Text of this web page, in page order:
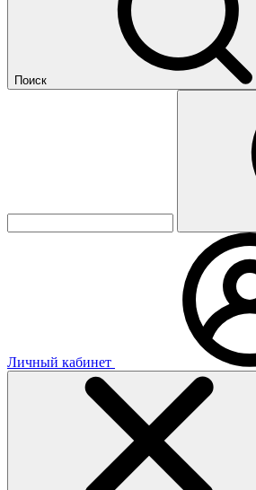
Поиск
Личный кабинет